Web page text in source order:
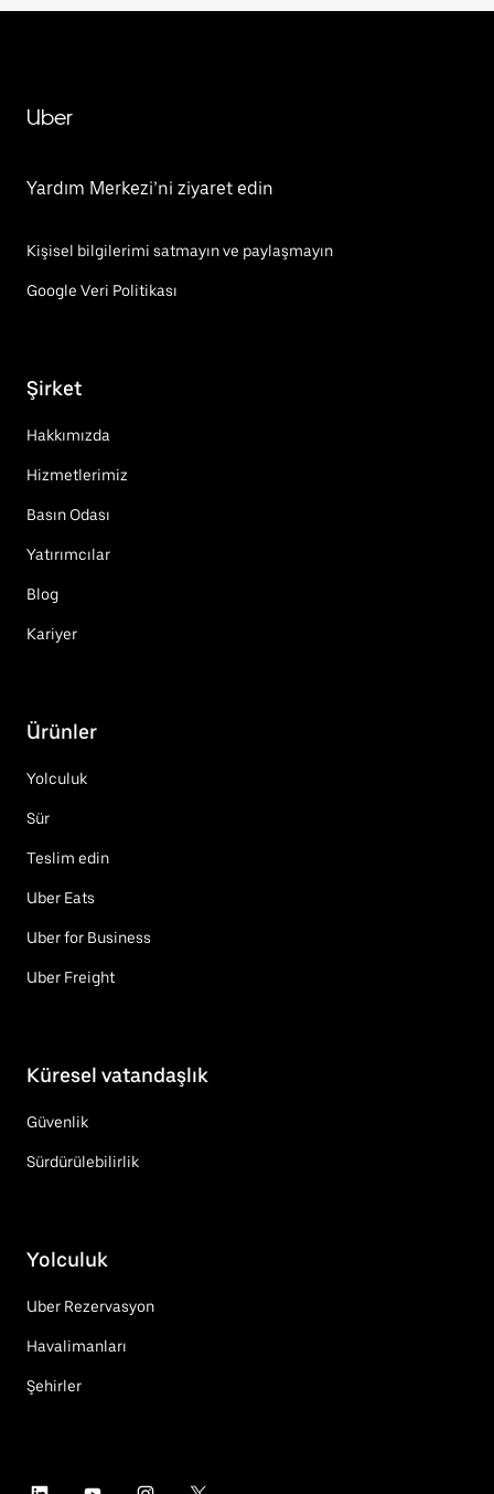
Uber
Yardım Merkezi’ni ziyaret edin
Kişisel bilgilerimi satmayın ve paylaşmayın
Google Veri Politikası
Şirket
Hakkımızda
Hizmetlerimiz
Basın Odası
Yatırımcılar
Blog
Kariyer
Ürünler
Yolculuk
Sür
Teslim edin
Uber Eats
Uber for Business
Uber Freight
Küresel vatandaşlık
Güvenlik
Sürdürülebilirlik
Yolculuk
Uber Rezervasyon
Havalimanları
Şehirler